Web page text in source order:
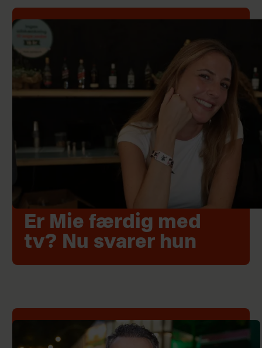
Er Mie færdig med
tv? Nu svarer hun